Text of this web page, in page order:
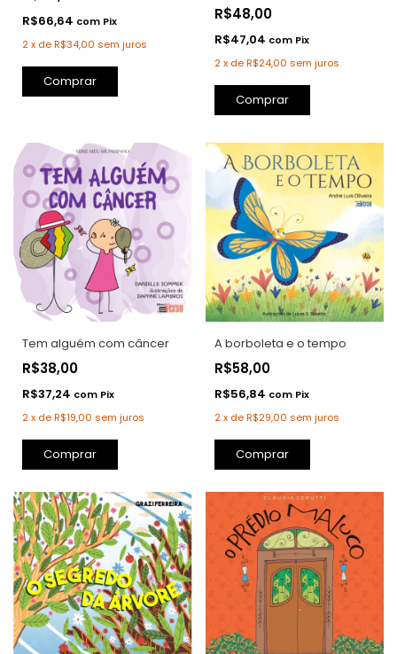
R$66,64 com Pix
2x deR$34,00 sem juros
Comprar
R$48,00
R$47,04 com Pix
2 x deR$24,00 sem juros
Tem alguém com câncer
R$38,00
R$37,24 com Pix
2x deR$19,00 sem juros
Comprar
A borboleta e o tempo
R$58,00
R$56,84 com Pix
2 x deR$29,00 sem juros
Comprar